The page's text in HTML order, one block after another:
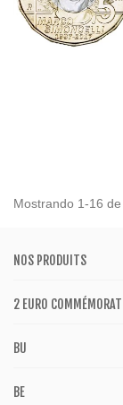
Mostrando 1-16
NOS PRODUITS
2 EURO
BU
BE